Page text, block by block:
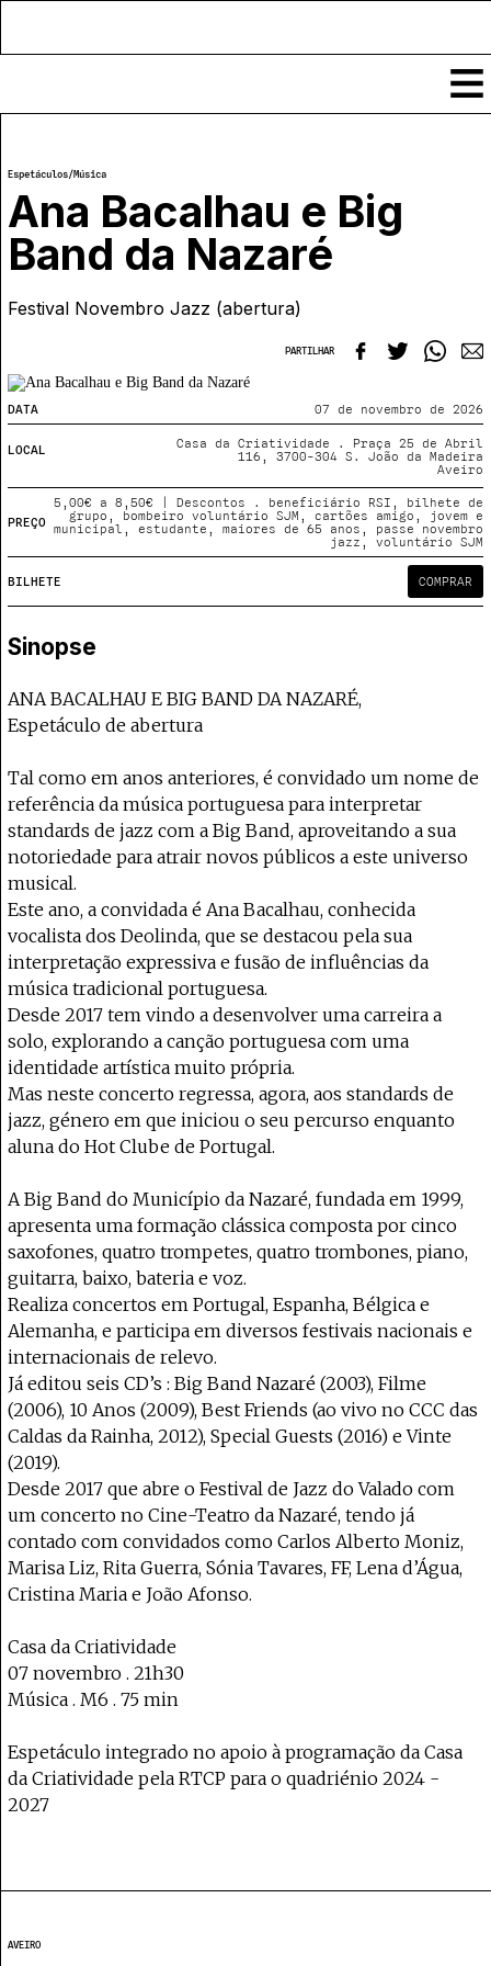
Notícias
Classificados
Ver todos
Agenda
Espetáculos
Por Localidade
Mapa
Crítica
Cursos Curtos
Formadores
Recursos
Links úteis
Sobre
Projecto e Equipa
Estatuto Editorial
Política de privacidade
Contactar
Coffeelabs Cursos curtos
o Coffeepaste e ajuda-nos a chegar mais longe. Mantém viva a cultura independente —
Apoiar
Espetáculos/Música
Ana Bacalhau e Big
Band da Nazaré
Festival Novembro Jazz (abertura)
PARTILHAR
DATA 07 de novembro de 2026
LOCAL
Casa da Criatividade . Praça 25 de Abril
116, 3700-304 S. João da Madeira
Aveiro
PREÇO
5,00€ a 8,50€ | Descontos . beneficiário RSI, bilhete de
grupo, bombeiro voluntário SJM, cartões amigo, jovem e
municipal, estudante, maiores de 65 anos, passe novembro
jazz, voluntário SJM
BILHETE COMPRAR
Sinopse
ANA BACALHAU E BIG BAND DA NAZARÉ,
Espetáculo de abertura
Tal como em anos anteriores, é convidado um nome de
referência da música portuguesa para interpretar
standards de jazz com a Big Band, aproveitando a sua
notoriedade para atrair novos públicos a este universo
musical.
Este ano, a convidada é Ana Bacalhau, conhecida
vocalista dos Deolinda, que se destacou pela sua
interpretação expressiva e fusão de influências da
música tradicional portuguesa.
Desde 2017 tem vindo a desenvolver uma carreira a
solo, explorando a canção portuguesa com uma
identidade artística muito própria.
Mas neste concerto regressa, agora, aos standards de
jazz, género em que iniciou o seu percurso enquanto
aluna do Hot Clube de Portugal.
A Big Band do Município da Nazaré, fundada em 1999,
apresenta uma formação clássica composta por cinco
saxofones, quatro trompetes, quatro trombones, piano,
guitarra, baixo, bateria e voz.
Realiza concertos em Portugal, Espanha, Bélgica e
Alemanha, e participa em diversos festivais nacionais e
internacionais de relevo.
Já editou seis CD’s : Big Band Nazaré (2003), Filme
(2006), 10 Anos (2009), Best Friends (ao vivo no CCC das
Caldas da Rainha, 2012), Special Guests (2016) e Vinte
(2019).
Desde 2017 que abre o Festival de Jazz do Valado com
um concerto no Cine-Teatro da Nazaré, tendo já
contado com convidados como Carlos Alberto Moniz,
Marisa Liz, Rita Guerra, Sónia Tavares, FF, Lena d’Água,
Cristina Maria e João Afonso.
Casa da Criatividade
07 novembro . 21h30
Música . M6 . 75 min
Espetáculo integrado no apoio à programação da Casa
da Criatividade pela RTCP para o quadriénio 2024 -
2027
AVEIRO